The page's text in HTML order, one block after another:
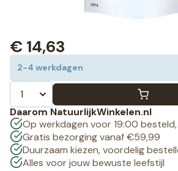
2-4 werkdagen
€ 14,63
Daarom NatuurlijkWinkelen.nl
Op werkdagen voor 19:00
Gratis bezorging vanaf €59,99
Duurzaam kiezen, voordelig
Alles voor jouw bewuste leefstijl